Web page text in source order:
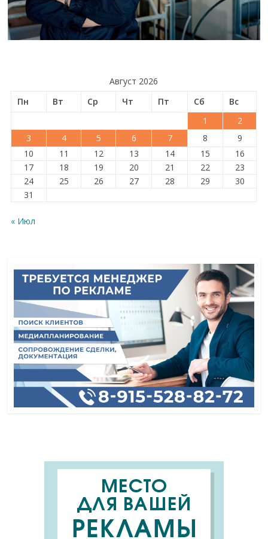
Август 2026
Пн
Вт Ср Чт Пт Сб
Вс
1
2
3
4 5 6 7 8
9
10
11 12 13 14 15
16
17
18 19 20 21 22
23
24
25 26 27 28 29
30
31
« Июл